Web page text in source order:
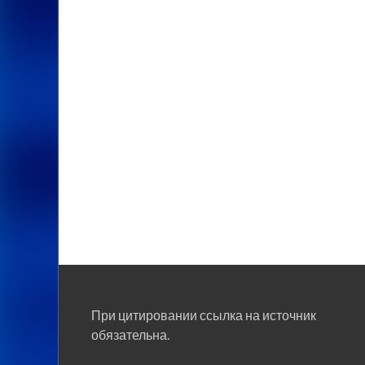
При цитировании ссылка на источник
обязательна.